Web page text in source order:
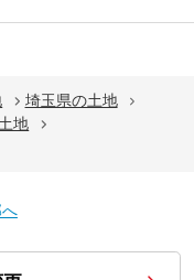
埼玉県の土地
地